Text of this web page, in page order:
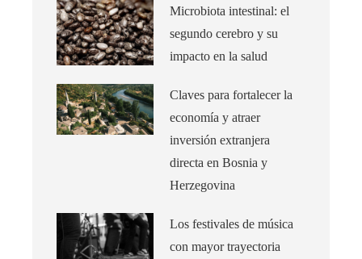
Microbiota intestinal: el
segundo cerebro y su
impacto en la salud
Claves para fortalecer la
economía y atraer
inversión extranjera
directa en Bosnia y
Herzegovina
Los festivales de música
con mayor trayectoria